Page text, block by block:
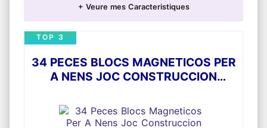
tipis, carpes de joguina, vaixells pirates,
[Joguines de la fortalesa] Els nostres 140
jocs màgics permeten als seus fills fer
i grandàries! . Inclou 90 pals (38
centímetres), 50 boles (5 centímetres de
diàmetre). (No inclou mantes)
plàstic ABS resistent i d'alta qualitat,
simplement insereixi i giri la vareta en la bola,
el constructor pot connectar i desmuntar
+ Veure mes Caracteristiques
34 PECES BLOCS MAGNETICOS PER
A NENS JOC CONSTRUCCION
MAGNETICO 3D PER A NENS I NENES
DE 3 4 5 6 I 7 ANYS IMANTS
TOP 3